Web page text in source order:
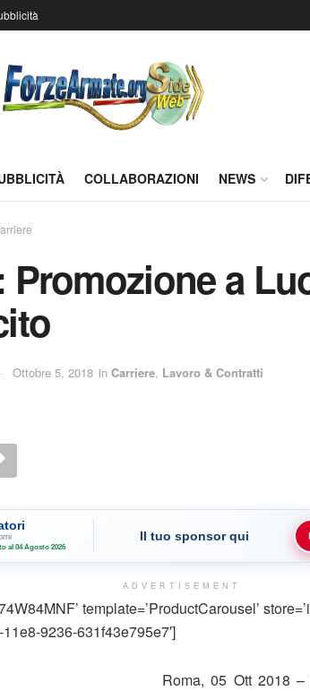
COLLABORAZIONI NEWS
Promozione a
Ottobre 5, 2018 in Carriere, Lavoro & Contratti
al 04 Agosto 2026
Il tuo sponsor qui
ADVERTISEMENT
template=’ProductCarousel’
9236-631f43e795e7′]
Roma, 05 Ott 2018